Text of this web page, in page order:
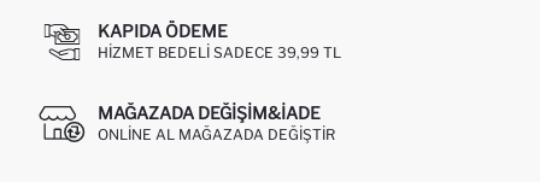
KAPIDA ÖDEME
HIZMET BEDELI SADECE 39,99 TL
MAĞAZADA DEĞIŞIM&İADE
ONLINE AL MAĞAZADA DEĞIŞTIR